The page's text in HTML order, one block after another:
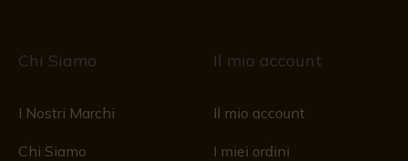
Chi Siamo
I Nostri Marchi
Chi Siamo
Il mio account
Il mio account
I miei ordini